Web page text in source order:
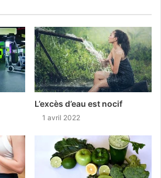
L’excès d’eau est nocif
1 avril 2022